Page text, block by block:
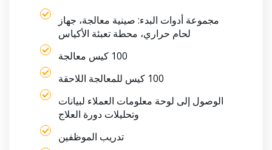
مجموعة أدوات البدء: صينية معالجة، جهاز
لحام حراري، محطة تعبئة الأكياس
100 كيس معالجة
100 كيس للمعالجة اللاحقة
الوصول إلى لوحة معلومات العملاء لبيانات
وتحليلات دورة العلاج
تدريب الموظفين